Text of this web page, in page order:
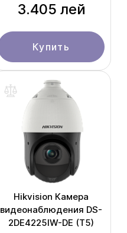
заряда DS-2CFSP4/4G
3.405 лей
Купить
Hikvision Камера
видеонаблюдения DS-
2DE4225IW-DE (T5)